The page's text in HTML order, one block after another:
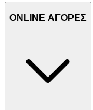
ONLINE ΑΓΟΡΕΣ